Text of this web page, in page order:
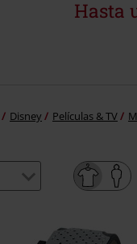
Hasta
Disney Películas & TV